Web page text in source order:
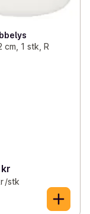
cm, 1 stk, R
/stk